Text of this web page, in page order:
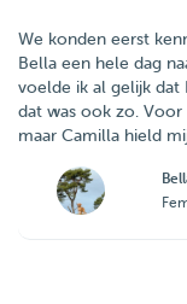
We konden eerst
Bella een hele dag
voelde ik al gelijk dat
dat was ook zo. Voor
maar Camilla hield